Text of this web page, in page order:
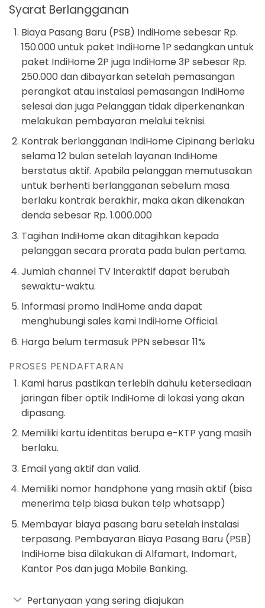
Syarat Berlangganan
Biaya Pasang Baru (PSB) IndiHome sebesar Rp.
150.000 untuk paket IndiHome 1P sedangkan untuk
paket IndiHome 2P juga IndiHome 3P sebesar Rp.
250.000 dan dibayarkan setelah pemasangan
perangkat atau instalasi pemasangan IndiHome
selesai dan juga Pelanggan tidak diperkenankan
melakukan pembayaran melalui teknisi.
Kontrak berlangganan IndiHome Cipinang berlaku
selama 12 bulan setelah layanan IndiHome
berstatus aktif. Apabila pelanggan memutusakan
untuk berhenti berlangganan sebelum masa
berlaku kontrak berakhir, maka akan dikenakan
denda sebesar Rp. 1.000.000
Tagihan IndiHome akan ditagihkan kepada
pelanggan secara prorata pada bulan pertama.
Jumlah channel TV Interaktif dapat berubah
sewaktu-waktu.
Informasi promo IndiHome anda dapat
menghubungi sales kami IndiHome Official.
Harga belum termasuk PPN sebesar 11%
PROSES PENDAFTARAN
Kami harus pastikan terlebih dahulu ketersediaan
jaringan fiber optik IndiHome di lokasi yang akan
dipasang.
Memiliki kartu identitas berupa e-KTP yang masih
berlaku.
Email yang aktif dan valid.
Memiliki nomor handphone yang masih aktif (bisa
menerima telp biasa bukan telp whatsapp)
Membayar biaya pasang baru setelah instalasi
terpasang. Pembayaran Biaya Pasang Baru (PSB)
IndiHome bisa dilakukan di Alfamart, Indomart,
Kantor Pos dan juga Mobile Banking.
Pertanyaan yang sering diajukan